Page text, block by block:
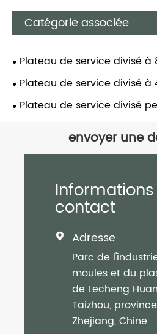
Catégorie associée
Plateau de service divisé à
Plateau de service divisé à
Plateau de service divisé
envoyer une
contact
 Adresse
Parc de
moules et du
de Lecheng
Taizhou,
Zhejiang, Chine